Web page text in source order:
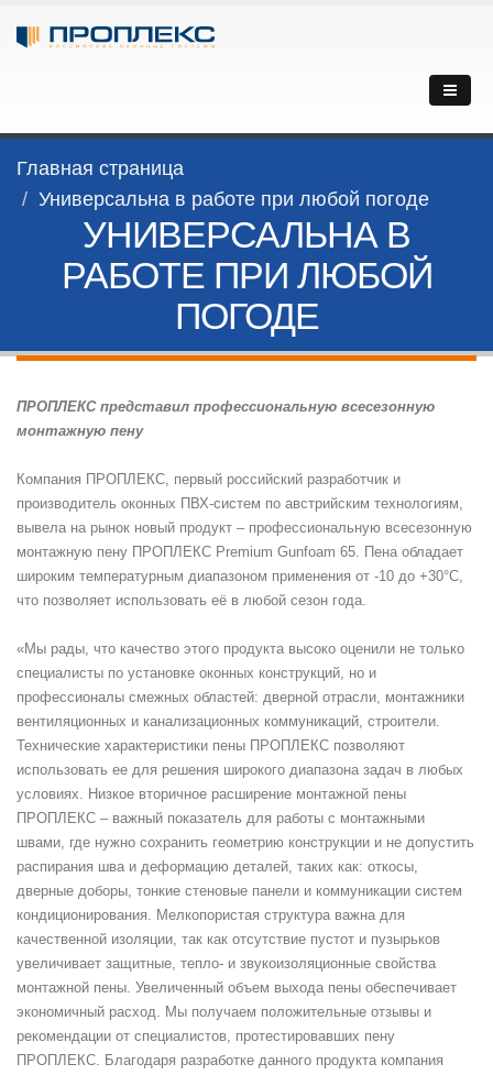
Главная страница
Универсальна в работе при любой погоде
УНИВЕРСАЛЬНА В
РАБОТЕ ПРИ ЛЮБОЙ
ПОГОДЕ
ПРОПЛЕКС представил профессиональную всесезонную
монтажную пену
Компания ПРОПЛЕКС, первый российский разработчик и
производитель оконных ПВХ-систем по австрийским технологиям,
вывела на рынок новый продукт – профессиональную всесезонную
монтажную пену ПРОПЛЕКС Premium Gunfoam 65. Пена обладает
широким температурным диапазоном применения от -10 до +30°С,
что позволяет использовать её в любой сезон года.
«Мы рады, что качество этого продукта высоко оценили не только
специалисты по установке оконных конструкций, но и
профессионалы смежных областей: дверной отрасли, монтажники
вентиляционных и канализационных коммуникаций, строители.
Технические характеристики пены ПРОПЛЕКС позволяют
использовать ее для решения широкого диапазона задач в любых
условиях. Низкое вторичное расширение монтажной пены
ПРОПЛЕКС – важный показатель для работы с монтажными
швами, где нужно сохранить геометрию конструкции и не допустить
распирания шва и деформацию деталей, таких как: откосы,
дверные доборы, тонкие стеновые панели и коммуникации систем
кондиционирования. Мелкопористая структура важна для
качественной изоляции, так как отсутствие пустот и пузырьков
увеличивает защитные, тепло- и звукоизоляционные свойства
монтажной пены. Увеличенный объем выхода пены обеспечивает
экономичный расход. Мы получаем положительные отзывы и
рекомендации от специалистов, протестировавших пену
ПРОПЛЕКС. Благодаря разработке данного продукта компания